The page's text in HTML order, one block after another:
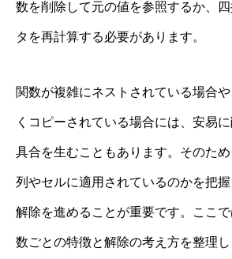
数を削除して元の値を参照するか、
タを再計算する必要があります。
関数が複雑にネストされている場合
くコピーされている場合には、安易
具合を生むこともあります。そのた
列やセルに適用されているのかを把
解除を進めることが重要です。ここ
数ごとの特徴と解除の考え方を整理し